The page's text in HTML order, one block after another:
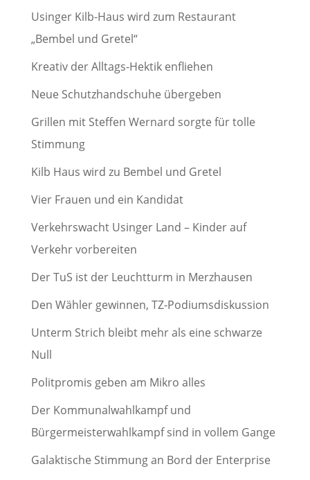
Usinger Kilb-Haus wird zum Restaurant
„Bembel und Gretel“
Kreativ der Alltags-Hektik enfliehen
Neue Schutzhandschuhe übergeben
Grillen mit Steffen Wernard sorgte für tolle
Stimmung
Kilb Haus wird zu Bembel und Gretel
Vier Frauen und ein Kandidat
Verkehrswacht Usinger Land – Kinder auf
Verkehr vorbereiten
Der TuS ist der Leuchtturm in Merzhausen
Den Wähler gewinnen, TZ-Podiumsdiskussion
Unterm Strich bleibt mehr als eine schwarze
Null
Politpromis geben am Mikro alles
Der Kommunalwahlkampf und
Bürgermeisterwahlkampf sind in vollem Gange
Galaktische Stimmung an Bord der Enterprise